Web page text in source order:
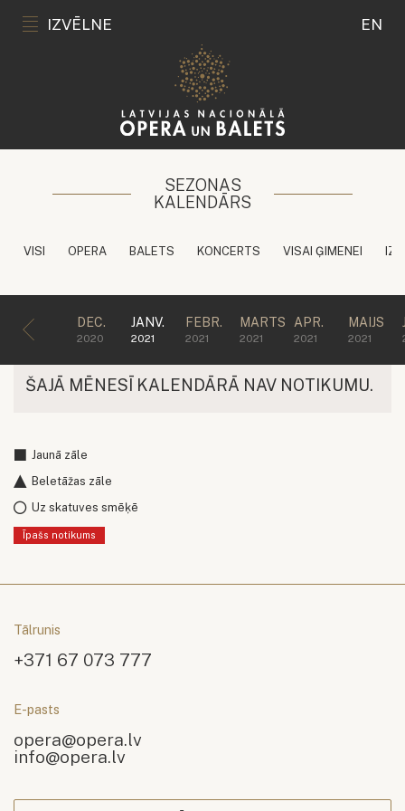
IZVĒLNE EN
SEZONAS
KALENDĀRS
VISI OPERA BALETS KONCERTS VISAI ĢIMENEI
DEC.
2020
JANV.
2021
FEBR.
2021
MARTS
2021
APR.
2021
MAIJS
2021
ŠAJĀ MĒNESĪ KALENDĀRĀ NAV NOTIKUMU.
Jaunā zāle
Beletāžas zāle
Uz skatuves smēķē
Īpašs notikums
Tālrunis
+371 67 073 777
E-pasts
opera@opera.lv
info@opera.lv